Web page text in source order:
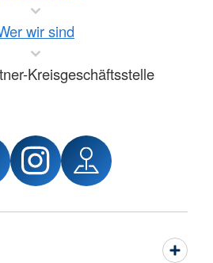
wir sind
Kreisgeschäftsstelle